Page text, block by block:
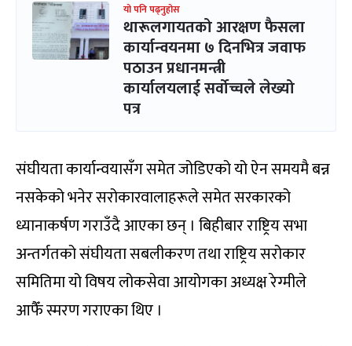
यो पनि पढ्नुहोस
थारूलगायतको आरक्षण फैसला
कार्यान्वयनमा ७ दिनभित्र जवाफ
पठाउन प्रधानमन्त्री
कार्यालयलाई सर्वोच्चले लेख्यो
पत्र
संघीयता कार्यान्वयासँग समेत जोडिएको यो ऐन समयमै बन्न
नसकेको भनेर सरोकारवालाहरूले समेत सरकारको
ध्यानाकर्षण गराउँदै आएका छन् । बिहीबार राष्ट्रिय सभा
अन्तर्गतको संघीयता सबलीकरण तथा राष्ट्रिय सरोकार
समितिमा यो विषय लोकसेवा आयोगका अध्यक्ष रेग्मीले
आफैँ स्मरण गराएका थिए ।